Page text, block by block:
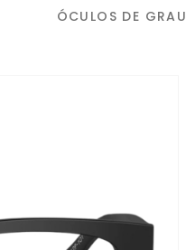
ÓCULOS DE GRAU